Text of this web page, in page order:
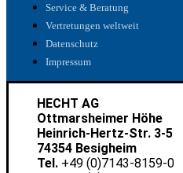
Service & Beratung
Vertretungen weltweit
Datenschutz
Impressum
HECHT AG
Ottmarsheimer Höhe
Heinrich-Hertz-Str. 3-5
74354 Besigheim
Tel. +49 (0)7143-8159-0